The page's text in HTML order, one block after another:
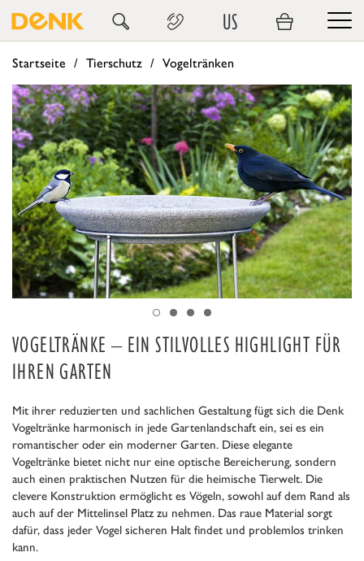
US
Startseite Tierschutz Vogeltränken
VOGELTRÄNKE – EIN STILVOLLES HIGHLIGHT FÜR
IHREN GARTEN
Mit ihrer reduzierten und sachlichen Gestaltung fügt sich die Denk
Vogeltränke harmonisch in jede Gartenlandschaft ein, sei es ein
romantischer oder ein moderner Garten. Diese elegante
Vogeltränke bietet nicht nur eine optische Bereicherung, sondern
auch einen praktischen Nutzen für die heimische Tierwelt. Die
clevere Konstruktion ermöglicht es Vögeln, sowohl auf dem Rand als
auch auf der Mittelinsel Platz zu nehmen. Das raue Material sorgt
dafür, dass jeder Vogel sicheren Halt findet und problemlos trinken
kann.